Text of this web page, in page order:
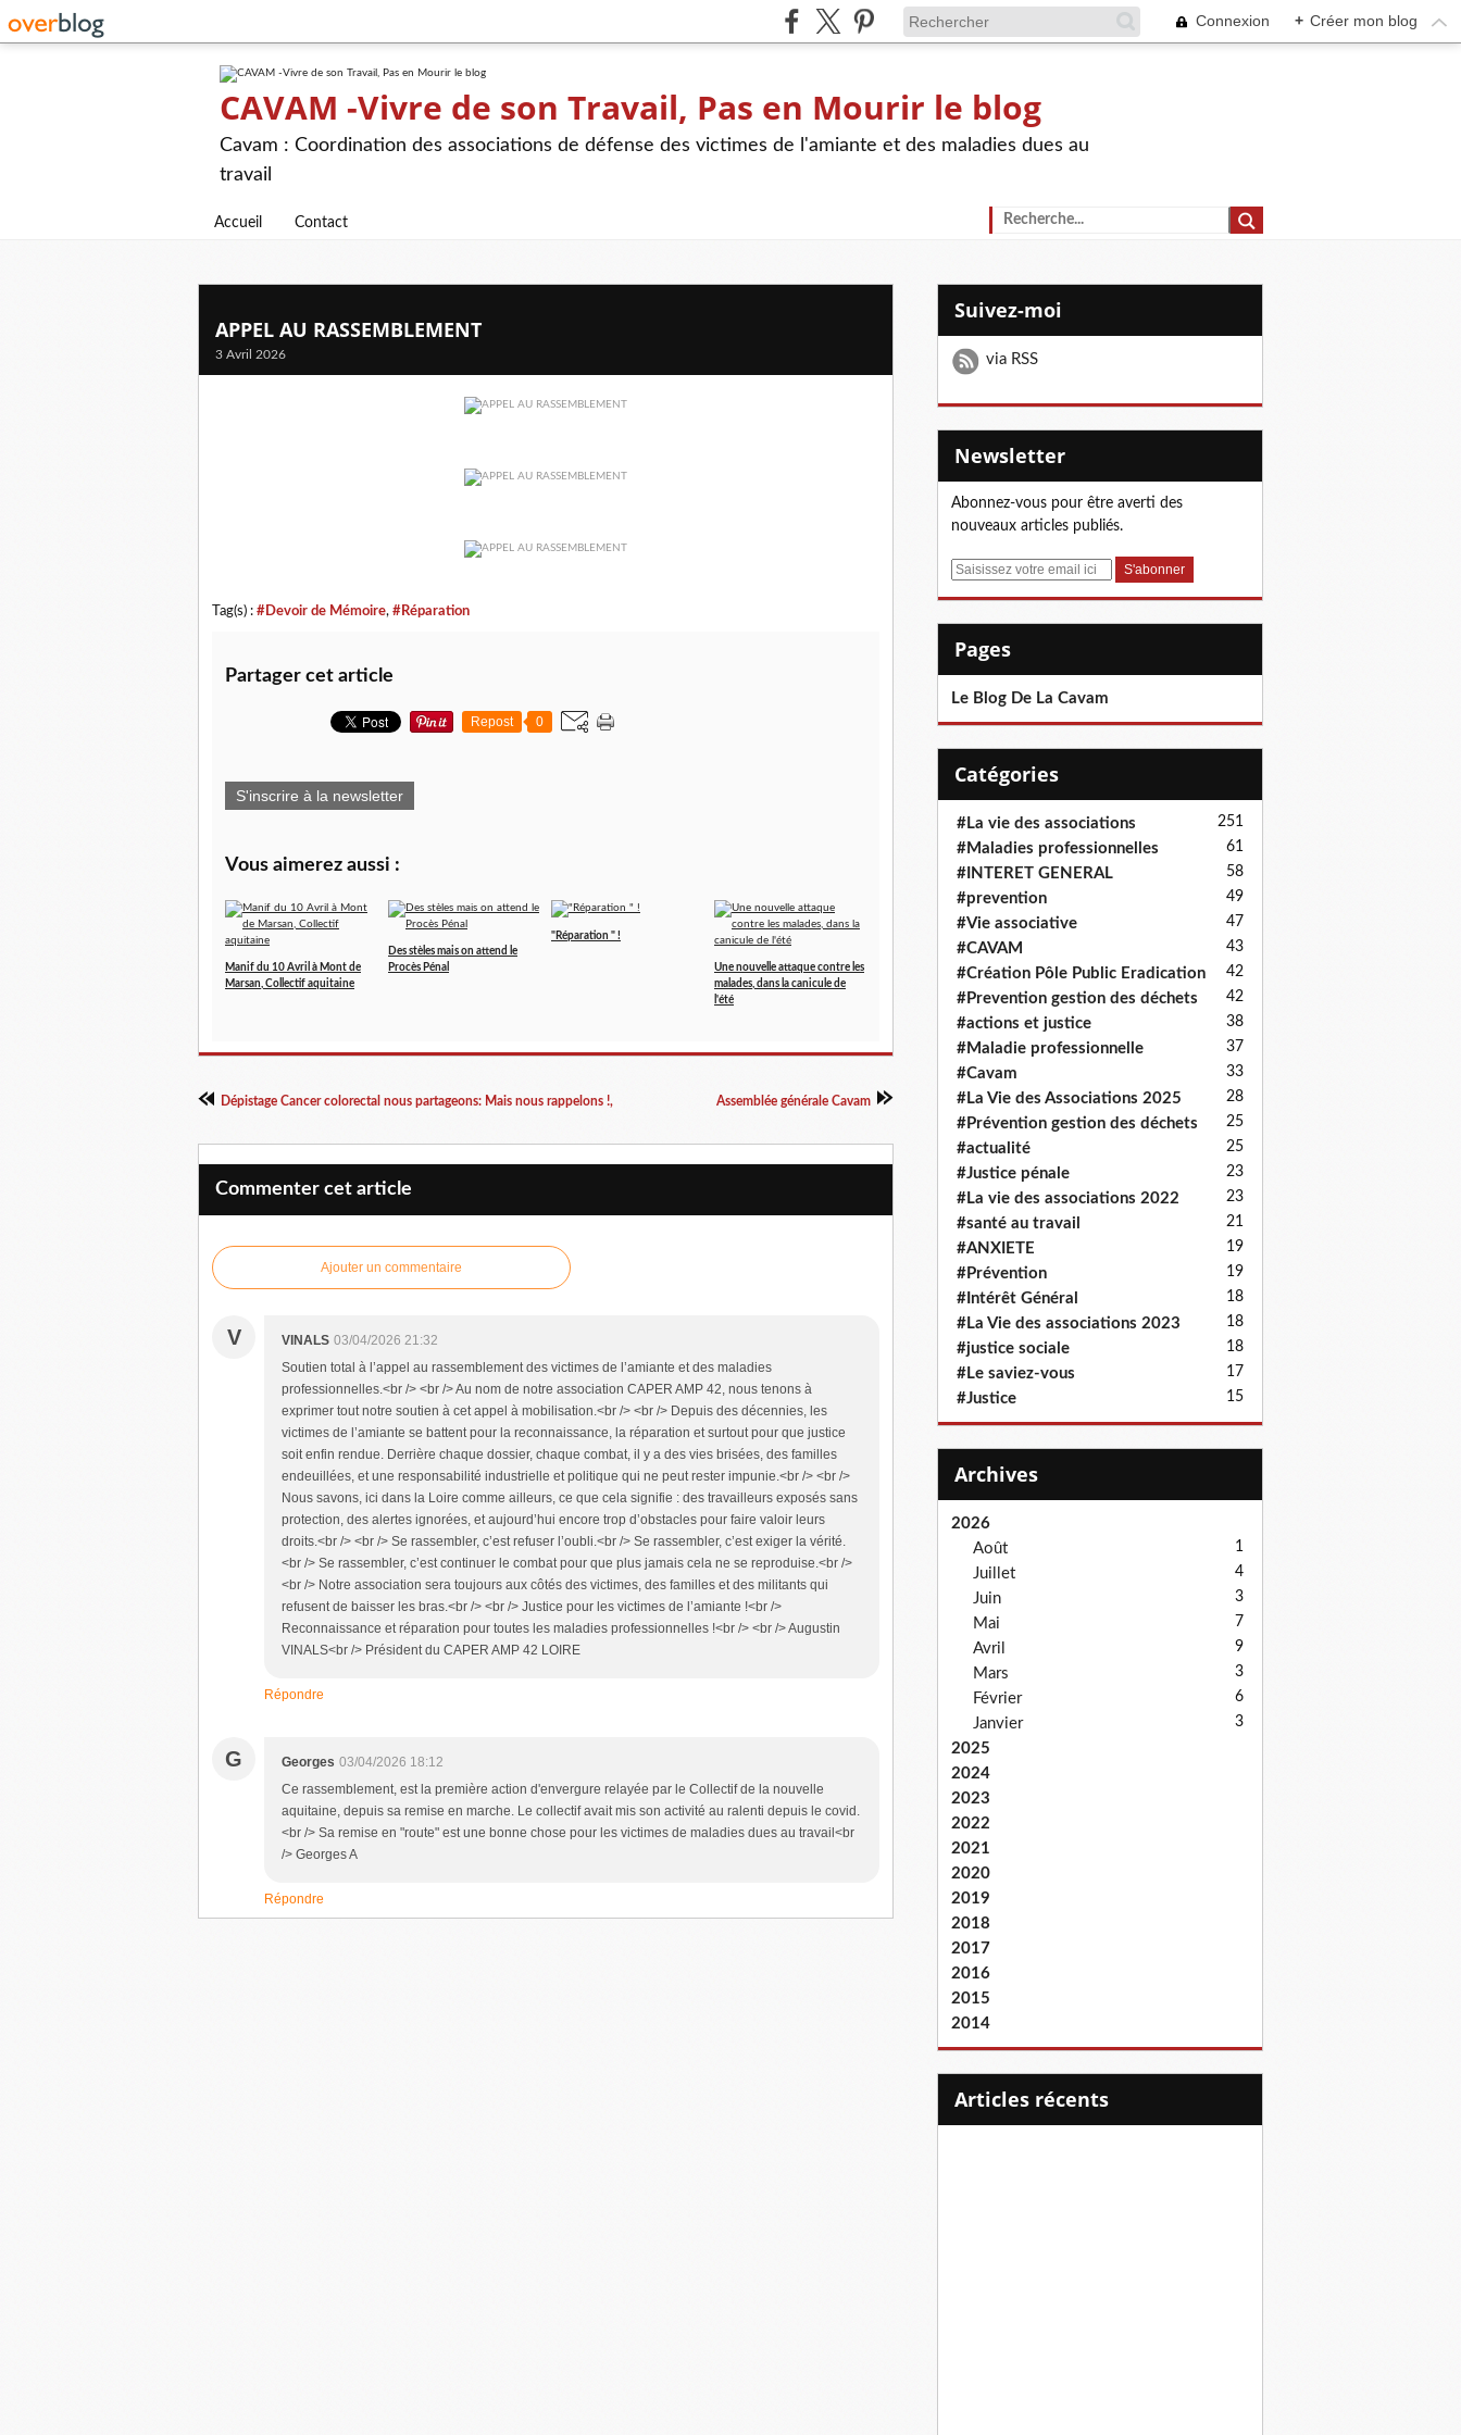
Connexion + Créer mon blog
CAVAM -Vivre de son Travail, Pas en Mourir le blog
Cavam : Coordination des associations de défense des victimes de l'amiante et des maladies dues au
travail
Accueil Contact
APPEL AU RASSEMBLEMENT
3 Avril 2026
Tag(s) : #Devoir de Mémoire, #Réparation
Partager cet article
Repost 0
S'inscrire à la newsletter
Vous aimerez aussi :
Manif du 10 Avril à Mont de
Marsan, Collectif aquitaine
Des stèles mais on attend le
Procès Pénal
"Réparation " !
Une nouvelle attaque contre les
malades, dans la canicule de
l'été
Dépistage Cancer colorectal nous partageons: Mais nous rappelons !, Assemblée générale Cavam
Commenter cet article
Ajouter un commentaire
V VINALS 03/04/2026 21:32
Soutien total à l’appel au rassemblement des victimes de l’amiante et des maladies
professionnelles.<br /> <br /> Au nom de notre association CAPER AMP 42, nous tenons à
exprimer tout notre soutien à cet appel à mobilisation.<br /> <br /> Depuis des décennies, les
victimes de l’amiante se battent pour la reconnaissance, la réparation et surtout pour que justice
soit enfin rendue. Derrière chaque dossier, chaque combat, il y a des vies brisées, des familles
endeuillées, et une responsabilité industrielle et politique qui ne peut rester impunie.<br /> <br />
Nous savons, ici dans la Loire comme ailleurs, ce que cela signifie : des travailleurs exposés sans
protection, des alertes ignorées, et aujourd’hui encore trop d’obstacles pour faire valoir leurs
droits.<br /> <br /> Se rassembler, c’est refuser l’oubli.<br /> Se rassembler, c’est exiger la vérité.
<br /> Se rassembler, c’est continuer le combat pour que plus jamais cela ne se reproduise.<br />
<br /> Notre association sera toujours aux côtés des victimes, des familles et des militants qui
refusent de baisser les bras.<br /> <br /> Justice pour les victimes de l’amiante !<br />
Reconnaissance et réparation pour toutes les maladies professionnelles !<br /> <br /> Augustin
VINALS<br /> Président du CAPER AMP 42 LOIRE
Répondre
G Georges 03/04/2026 18:12
Ce rassemblement, est la première action d'envergure relayée par le Collectif de la nouvelle
aquitaine, depuis sa remise en marche. Le collectif avait mis son activité au ralenti depuis le covid.
<br /> Sa remise en "route" est une bonne chose pour les victimes de maladies dues au travail<br
/> Georges A
Répondre
Suivez-moi
via RSS
Newsletter
Abonnez-vous pour être averti des
nouveaux articles publiés.
E
Pages
Le Blog De La Cavam
Catégories
#La vie des associations 251
#Maladies professionnelles 61
#INTERET GENERAL 58
#prevention 49
#Vie associative 47
#CAVAM 43
#Création Pôle Public Eradication 42
#Prevention gestion des déchets 42
#actions et justice 38
#Maladie professionnelle 37
#Cavam 33
#La Vie des Associations 2025 28
#Prévention gestion des déchets 25
#actualité 25
#Justice pénale 23
#La vie des associations 2022 23
#santé au travail 21
#ANXIETE 19
#Prévention 19
#Intérêt Général 18
#La Vie des associations 2023 18
#justice sociale 18
#Le saviez-vous 17
#Justice 15
Archives
2026
Août
1
Juillet 4
Juin 3
Mai 7
Avril 9
Mars 3
Février 6
Janvier 3
2025
2024
2023
2022
2021
2020
2019
2018
2017
2016
2015
2014
articles récents